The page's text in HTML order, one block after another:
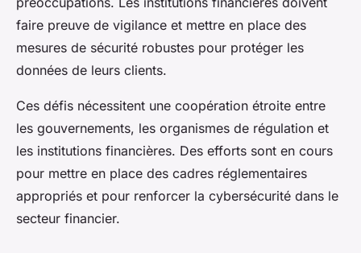
faire preuve de vigilance et mettre en place des
mesures de sécurité robustes pour protéger les
données de leurs clients.
Ces défis nécessitent une coopération étroite entre
les gouvernements, les organismes de régulation et
les institutions financières. Des efforts sont en cours
pour mettre en place des cadres réglementaires
appropriés et pour renforcer la cybersécurité dans le
secteur financier.